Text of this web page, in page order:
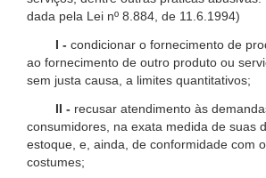
dada pela Lei nº 8.884, de 11.6.1994)
I - condicionar o fornecimento de
ao fornecimento de outro produto ou
sem justa causa, a limites quantitativos;
II - recusar atendimento às
consumidores, na exata medida de suas
estoque, e, ainda, de conformidade com
costumes;